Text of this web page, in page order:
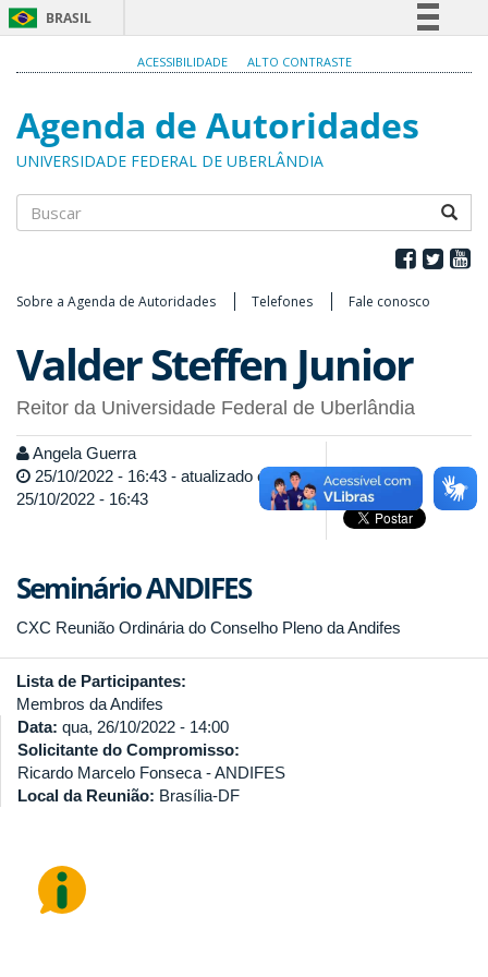
BRASIL
Participe
Acesso à informação
ACESSIBILIDADE ALTO CONTRASTE
Agenda de Autoridades
UNIVERSIDADE FEDERAL DE UBERLÂNDIA
Sobre a Agenda de Autoridades Telefones Fale conosco
Valder Steffen Junior
Reitor da Universidade Federal de Uberlândia
Angela Guerra
25/10/2022 - 16:43 - atualizado em
25/10/2022 - 16:43
Seminário ANDIFES
CXC Reunião Ordinária do Conselho Pleno da Andifes
Lista de Participantes:
Membros da Andifes
Data: qua, 26/10/2022 - 14:00
Solicitante do Compromisso:
Ricardo Marcelo Fonseca - ANDIFES
Local da Reunião: Brasília-DF